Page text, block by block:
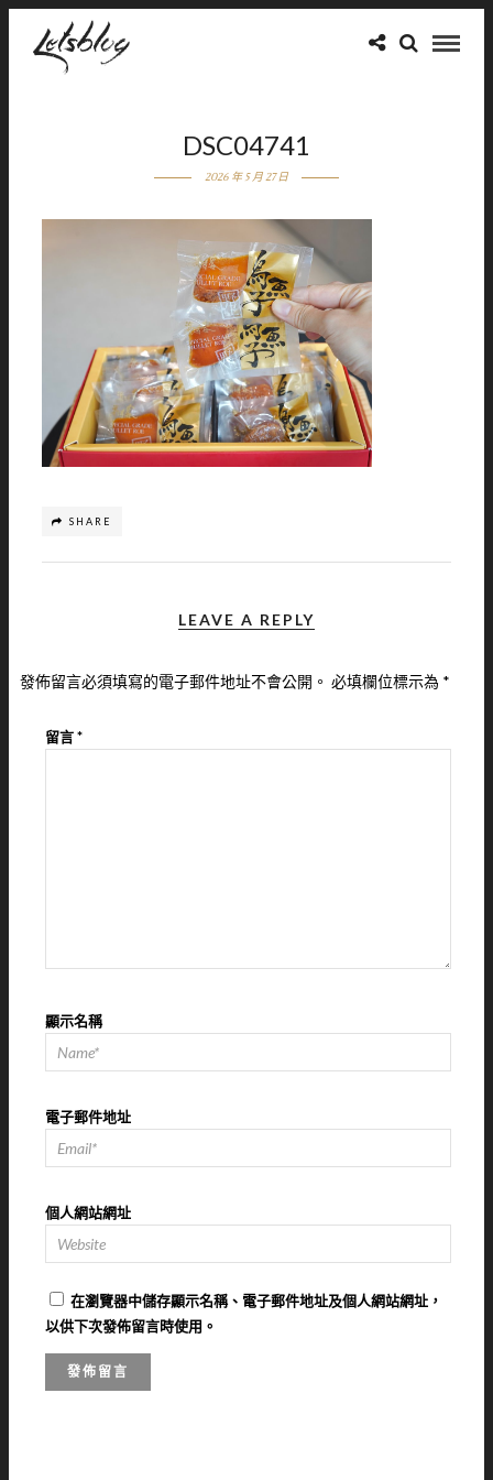
DSC04741
2026 年 5 月 27 日
SHARE
LEAVE A REPLY
發佈留言必須填寫的電子郵件地址不會公開。 必填欄位標示為 *
留言*
顯示名稱
電子郵件地址
個人網站網址
在瀏覽器中儲存顯示名稱、電子郵件地址及個人網站網址，
以供下次發佈留言時使用。